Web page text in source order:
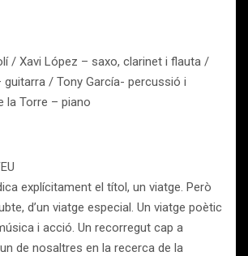
/ Xavi López – saxo, clarinet i flauta /
/ Tony García- percussió i
la Torre – piano
explícitament el títol, un viatge. Però
d’un viatge especial. Un viatge poètic
i acció. Un recorregut cap a
de nosaltres en la recerca de la